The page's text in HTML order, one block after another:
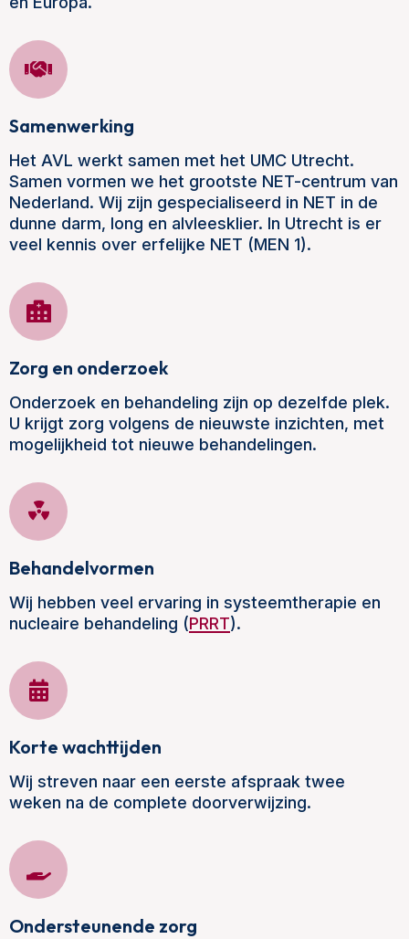
Samenwerking
Het AVL werkt samen met het UMC Utrecht.
Samen vormen we het grootste NET-centrum van
Nederland. Wij zijn gespecialiseerd in NET in de
dunne darm, long en alvleesklier. In Utrecht is er
veel kennis over erfelijke NET (MEN 1).
Zorg en onderzoek
Onderzoek en behandeling zijn op dezelfde plek.
U krijgt zorg volgens de nieuwste inzichten, met
mogelijkheid tot nieuwe behandelingen.
Behandelvormen
Wij hebben veel ervaring in systeemtherapie en
nucleaire behandeling (PRRT).
Korte wachttijden
Wij streven naar een eerste afspraak twee
weken na de complete doorverwijzing.
Ondersteunende zorg